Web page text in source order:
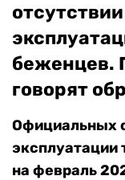
беженцев.
говорят
Официальных
эксплуатации
на февраль